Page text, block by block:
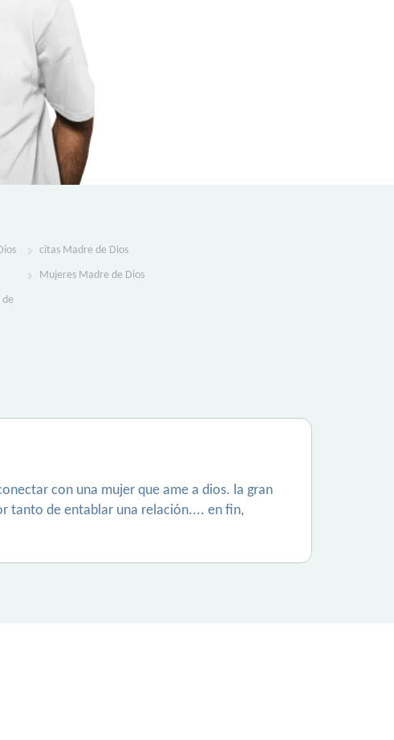
citas Madre de Dios
Mujeres Madre de Dios
de
con una mujer que ame a dios. la gran
tanto de entablar una relación.... en fin,